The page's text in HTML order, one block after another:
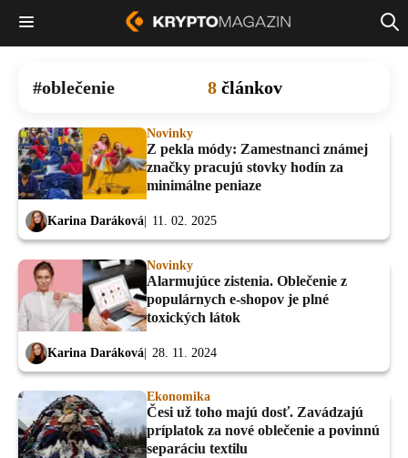
oblečenie 8 článkov
Novinky
Z pekla módy: Zamestnanci známej
značky pracujú stovky hodín za
minimálne peniaze
Karina Daráková 11. 02. 2025
Novinky
Alarmujúce zistenia. Oblečenie z
populárnych e-shopov je plné
toxických látok
Karina Daráková 28. 11. 2024
Ekonomika
Česi už toho majú dosť. Zavádzajú
príplatok za nové oblečenie a povinnú
separáciu textilu